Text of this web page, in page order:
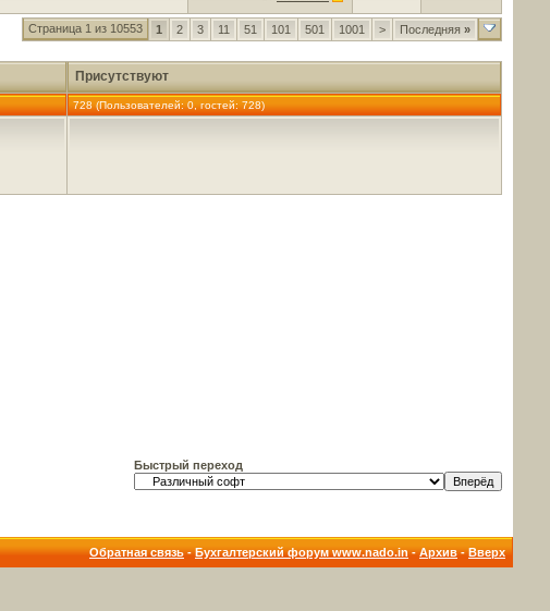
Страница 1 из 10553 1 2 3 11 51 101 501 1001 > Последняя »
Присутствуют
728 (Пользователей: 0, гостей: 728)
Быстрый переход
Обратная связь-Бухгалтерский форум www.nado.in-Архив-Вверх